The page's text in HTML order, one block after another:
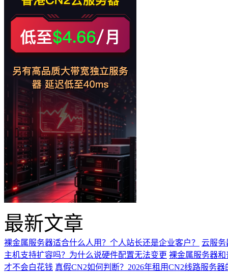
最新文章
裸金属服务器适合什么人用？个人站长还是企业客户？
云服务
主机支持扩容吗？为什么说硬件配置无法变更 裸金属服务器
才不会白花钱 真假CN2如何判断？2026年租用CN2线路服务器